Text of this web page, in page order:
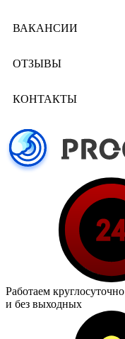
ВАКАНСИИ
ОТЗЫВЫ
КОНТАКТЫ
Работаем круглосуточно
и без выходных